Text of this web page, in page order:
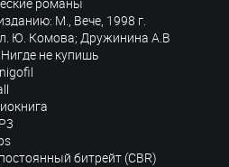
романы
М., Вече, 1998 г.
Ю. Комова; Дружинина А.В
не купишь
битрейт (CBR)